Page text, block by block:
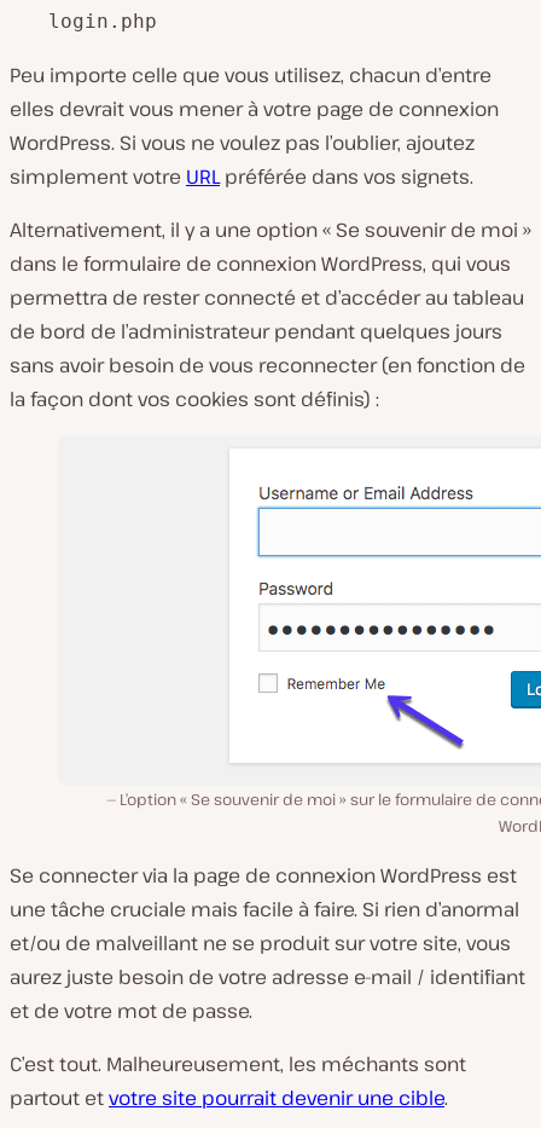
login.php
Peu importe celle que vous utilisez, chacun d’entre
elles devrait vous mener à votre page de connexion
WordPress. Si vous ne voulez pas l’oublier, ajoutez
simplement votre URLpréférée dans vos signets.
Alternativement, il y a une option « Se souvenir de moi »
dans le formulaire de connexion WordPress, qui vous
permettra de rester connecté et d’accéder au tableau
de bord de l’administrateur pendant quelques jours
sans avoir besoin de vous reconnecter (en fonction de
la façon dont vos cookies sont définis) :
L’option « Se souvenir de moi » sur le formulaire de
Se connecter via la page de connexion WordPress est
une tâche cruciale mais facile à faire. Si rien d’anormal
et/ou de malveillant ne se produit sur votre site, vous
aurez juste besoin de votre adresse e-mail / identifiant
et de votre mot de passe.
C’est tout. Malheureusement, les méchants sont
partout etvotre site pourrait devenir une cible.